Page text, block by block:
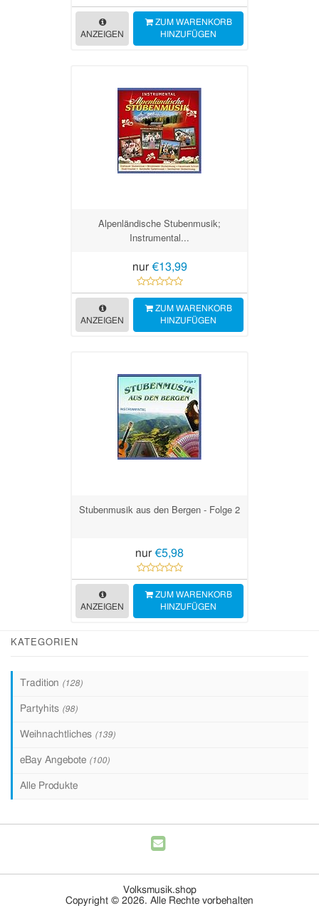
ANZEIGEN
ZUM WARENKORB
HINZUFÜGEN
Alpenländische Stubenmusik;
Instrumental...
nur €13,99
ANZEIGEN
ZUM WARENKORB
HINZUFÜGEN
Stubenmusik aus den Bergen - Folge 2
nur €5,98
ANZEIGEN
ZUM WARENKORB
HINZUFÜGEN
KATEGORIEN
Tradition (128)
Partyhits (98)
Weihnachtliches (139)
eBay Angebote (100)
Alle Produkte
Volksmusik.shop
Copyright © 2026. Alle Rechte vorbehalten